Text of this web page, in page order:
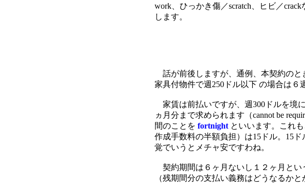
work、ひっかき傷／scratch、ヒビ／
します。
話が前後しますが、通例、本契約のと
家具付物件で週250ドル以下 の場合は６
家賃は前払いですが、週300ドルを境
ヵ月分まで求められます（cannot be
間のことを fortnight といいます。これ
作成手数料の半額負担）は15ドル。15
覚でいうとメチャ安ですわね。
契約期間は６ヶ月ないし１２ヶ月とい
（残期間分の支払い義務はどうなるか